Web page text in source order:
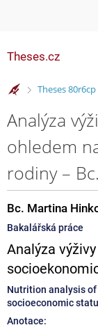
Theses.cz
>
Theses 80r6cp
Analýza
ohledem
rodiny –
Bc. Martina
Bakalářská práce
Analýza
Nutrition analysis
socioeconomic
Anotace: